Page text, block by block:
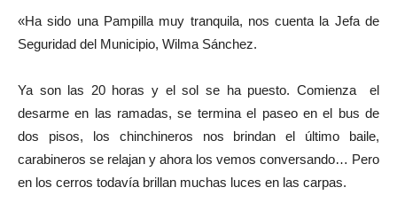
«Ha sido una Pampilla muy tranquila, nos cuenta la Jefa de
Seguridad del Municipio, Wilma Sánchez.
Ya son las 20 horas y el sol se ha puesto. Comienza el
desarme en las ramadas, se termina el paseo en el bus de
dos pisos, los chinchineros nos brindan el último baile,
carabineros se relajan y ahora los vemos conversando… Pero
en los cerros todavía brillan muchas luces en las carpas.